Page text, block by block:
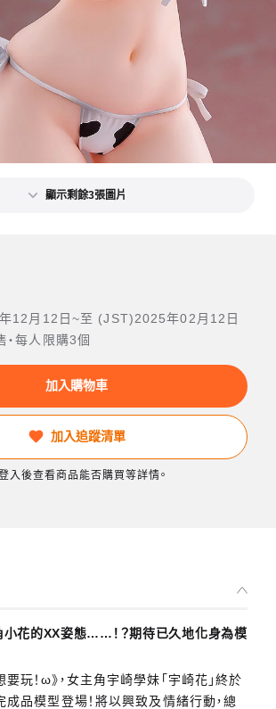
顯示剩餘3張圖片
年12月12日~至 (JST)2025年02月12日
每人限購3個
加入購物車
加入追蹤清單
入後查看商品能否購買等詳情。
小花的XX姿態……！？期待已久地化身為模
玩！ω》，女主角宇崎學妹「宇崎花」終於
品模型登場！將以興致及情緒行動，總